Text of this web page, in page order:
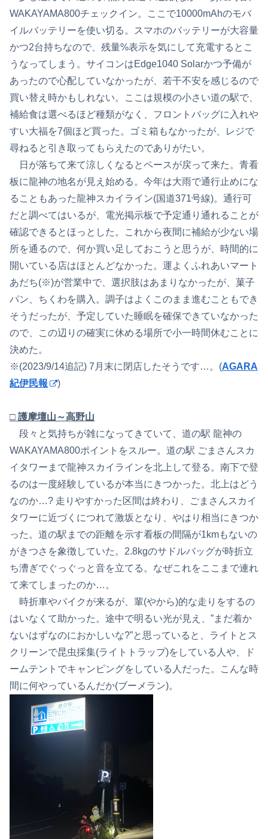
WAKAYAMA800チェックイン。ここで10000mAhのモバ
イルバッテリーを使い切る。スマホのバッテリーが大容量
かつ2台持ちなので、残量%表示を気にして充電するとこ
うなってしまう。サイコンはEdge1040 Solarかつ予備が
あったので心配していなかったが、若干不安を感じるので
買い替え時かもしれない。ここは規模の小さい道の駅で、
補給食は選べるほど種類がなく、フロントバッグに入れや
すい大福を7個ほど買った。ゴミ箱もなかったが、レジで
尋ねると引き取ってもらえたのでありがたい。
日が落ちて来て涼しくなるとペースが戻って来た。青看
板に龍神の地名が見え始める。今年は大雨で通行止めにな
ることもあった龍神スカイライン(国道371号線)。通行可
だと調べてはいるが、電光掲示板で予定通り通れることが
確認できるとほっとした。これから夜間に補給が少ない場
所を通るので、何か買い足しておこうと思うが、時間的に
開いている店はほとんどなかった。運よくふれあいマート
あだち(※)が営業中で、選択肢はあまりなかったが、菓子
パン、ちくわを購入。調子はよくこのまま進むこともでき
そうだったが、予定していた睡眠を確保できていなかった
ので、この辺りの確実に休める場所で小一時間休むことに
決めた。
※(2023/9/14追記) 7月末に閉店したそうです…。(AGARA
紀伊民報
)
□ 護摩壇山～高野山
段々と気持ちが雑になってきていて、道の駅 龍神の
WAKAYAMA800ポイントをスルー。道の駅 ごまさんスカ
イタワーまで龍神スカイラインを北上して登る。南下で登
るのは一度経験しているが本当にきつかった。北上はどう
なのか…? 走りやすかった区間は終わり、ごまさんスカイ
タワーに近づくにつれて激坂となり、やはり相当にきつか
った。道の駅までの距離を示す看板の間隔が1kmもないの
がきつさを象徴していた。2.8kgのサドルバッグが時折立
ち漕ぎでぐっぐっと音を立てる。なぜこれをここまで連れ
て来てしまったのか…。
時折車やバイクが来るが、輩(やから)的な走りをするの
はいなくて助かった。途中で明るい光が見え、”まだ着か
ないはずなのにおかしいな?”と思っていると、ライトとス
クリーンで昆虫採集(ライトトラップ)をしている人や、ド
ームテントでキャンピングをしている人だった。こんな時
間に何やっているんだか(ブーメラン)。